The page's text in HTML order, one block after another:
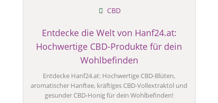
Entdecke die Welt von Hanf24.at:
Hochwertige CBD-Produkte für dein
Wohlbefinden
CBD
Entdecke Hanf24.at: Hochwertige CBD-Blüten,
aromatischer Hanftee, kräftiges CBD-Vollextraktöl und
gesunder CBD-Honig für dein Wohlbefinden!